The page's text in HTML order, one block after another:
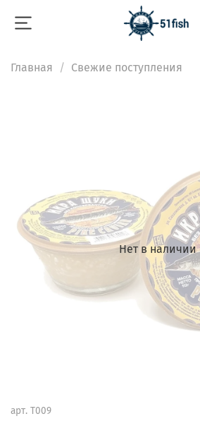
Главная Свежие поступления
Нет в наличии
арт. Т009